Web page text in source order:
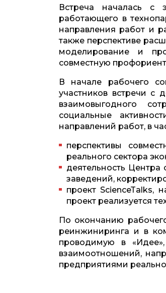
Встреча началась с
работающего в
направления работ и
также перспективе
моделирование и
совместную
В начале рабочего
участников встречи с
взаимовыгодного
социальные
направлений работ, в
перспективы
реального сектора
деятельность
заведений,
проект ScienceTalks,
проект реализуется
По окончанию
реинжиниринга и в
проводимую в
взаимоотношений,
предприятиями